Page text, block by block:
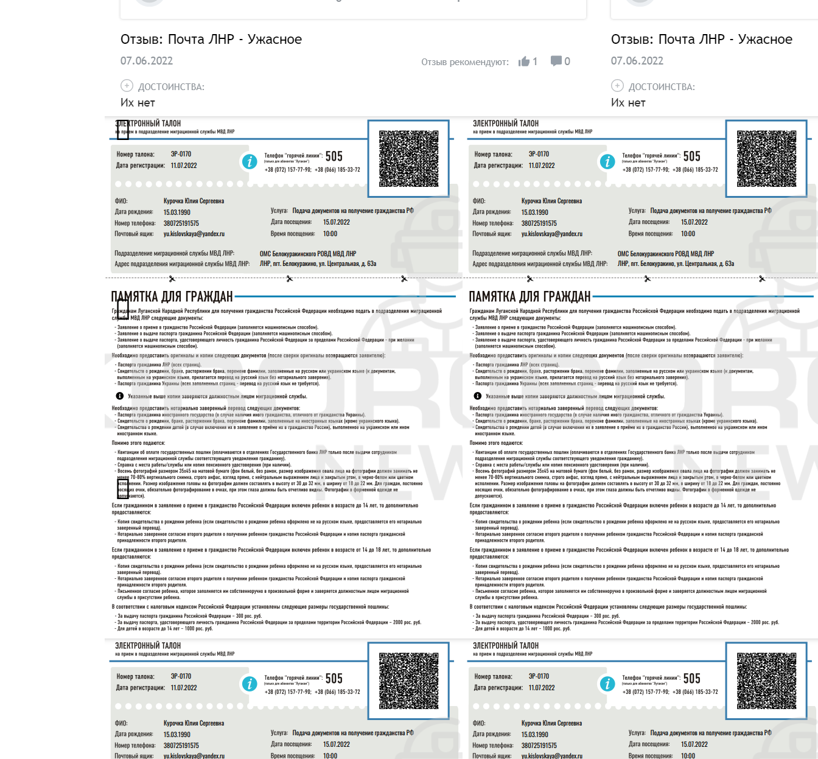
муниципальных услуг» («Багатофункціонального центру надання державних і
муніципальних послуг») у Бєлгородській області Російської Федерації. Тоді ж
Курочка зареєструвалася на подачу документів для отримання громадянства РФ.
вересні колаборантка брала участь в організації дня селища Білокуракине.
Зокрема, Курочка відповідала за прийом гостей. Розповідаємо, про декого з
«Депутати народної ради»
Лист отримав Сєров Сергій Вікторович — «депутат народної ради». На сторінці в
Однокласниках Сєров розміщує фото зі шкільних свят з дітьми у військовій формі,
оцінює світлини з георгіївськими стрічками та вшановує пам’ять радянських
«Адміністрація» Білокуракиного запросила «депутатку» з фракції «Економічний
союз» Наден Зінаїду Гаврилівну. За рейтингом 2015 року, Наден увійшла до 20
найбагатших «керівників» ОРДЛО та посіла 16 місце з прибутком $4 млн. З 2014
року колаборантка є «головою наглядової Ради» «Луганськ-Нива» (Луганський
комбінат хлібопродуктів, ЛКХ). Підприємства Зінаїди монополізували луганський
ринок. «Адміністрації» окупантів розсилають місцевим торговим мережам
«інструкції управління економіки, ринкових відносин та інвестицій», в яких
наказують купувати продукцію ЛКХ.
У 2017 році журналісти викрили ресторан Наден у Києві. Заклад «Ogorod» (вул.
Антоновича 103) належав сину «депутатки». Ресторан оцінили в $2 млн. У 2019 році
в соціальних мережах закладу виклали пост про офіційне закриття «Ogorod».
«Голова адміністрації»
До списку гостей увійшов «голова адміністрації» Біловодського району Коваленко
Віталій Вікторович.